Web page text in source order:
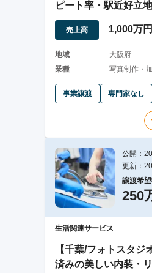
ピート率・駅近好立
オ/大阪
売上高 1,000万
地域
大阪府
業種
写真制作・
事業譲渡 専門家なし
公開：
更新：
譲渡希
250
生活関連サービス
【千葉/フォトスタジ
済みの美しい内装・